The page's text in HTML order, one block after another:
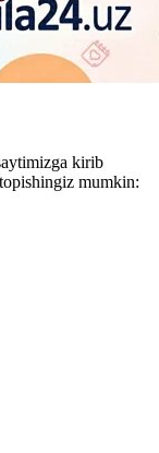
kirib
mumkin: